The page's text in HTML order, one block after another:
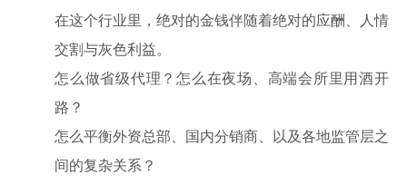
在这个行业里，绝对的金钱伴随着绝对的应酬、人情
交割与灰色利益。
怎么做省级代理？怎么在夜场、高端会所里用酒开
路？
怎么平衡外资总部、国内分销商、以及各地监管层之
间的复杂关系？